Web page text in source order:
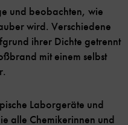
und beobachten, wie
wird. Verschiedene
ihrer Dichte getrennt
mit einem selbst
Laborgeräte und
alle Chemikerinnen und